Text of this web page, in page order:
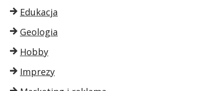
Edukacja
Geologia
Hobby
Imprezy